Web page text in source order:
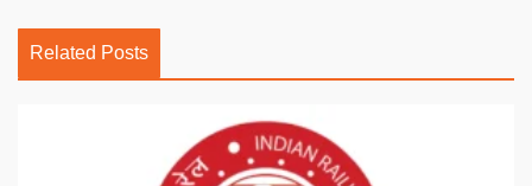
Related Posts